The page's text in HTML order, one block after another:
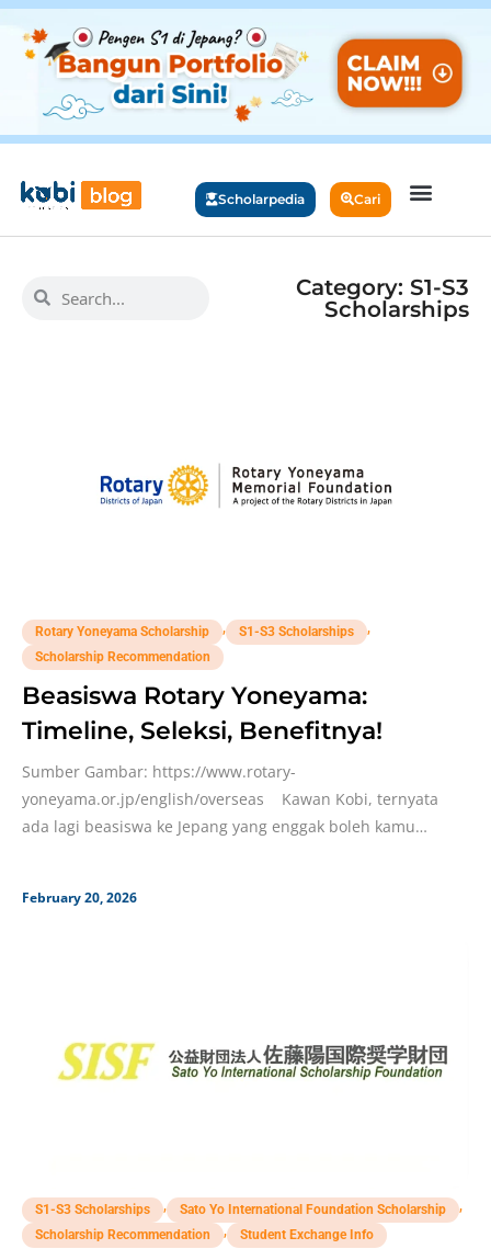
Scholarpedia Cari
Category: S1-S3
Scholarships
Rotary Yoneyama Scholarship , S1-S3 Scholarships
,
Scholarship Recommendation
Beasiswa Rotary Yoneyama:
Timeline, Seleksi, Benefitnya!
Sumber Gambar: https://www.rotary-
yoneyama.or.jp/english/overseas Kawan Kobi, ternyata
ada lagi beasiswa ke Jepang yang enggak boleh kamu
February 20, 2026
S1-S3 Scholarships Sato Yo International Foundation Scholarship
Scholarship Recommendation
Student Exchange Info